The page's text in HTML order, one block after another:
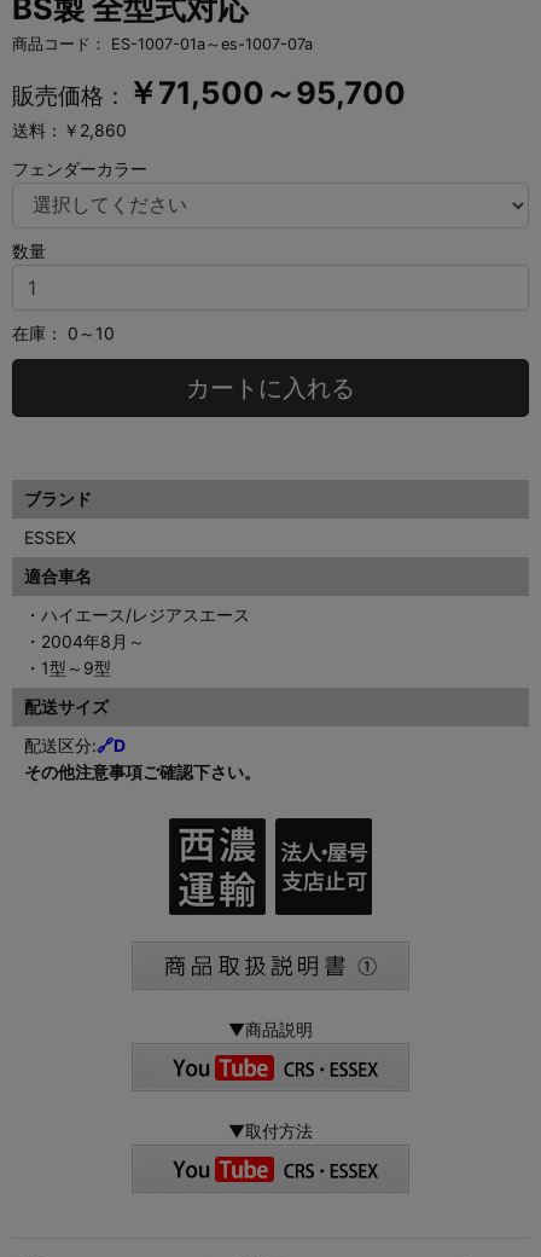
商品コード： ES-1007-01a～es-1007-07a
販売価格： ￥71,500～95,700
送料：￥2,860
フェンダーカラー
数量
在庫： 0～10
カートに入れる
ブランド
ESSEX
適合車名
・ハイエース/レジアスエース
・2004年8月～
・1型～9型
配送サイズ
配送区分:🔗D
その他注意事項ご確認下さい。
▼商品説明
▼取付方法